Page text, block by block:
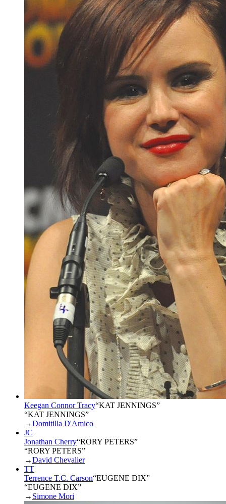
Keegan Connor Tracy“KAT JENNINGS”
“KAT JENNINGS”
→Domitilla D'Amico
JC
Jonathan Cherry“RORY PETERS”
“RORY PETERS”
→David Chevalier
TT
Terrence T.C. Carson“EUGENE DIX”
“EUGENE DIX”
→ Simone Mori